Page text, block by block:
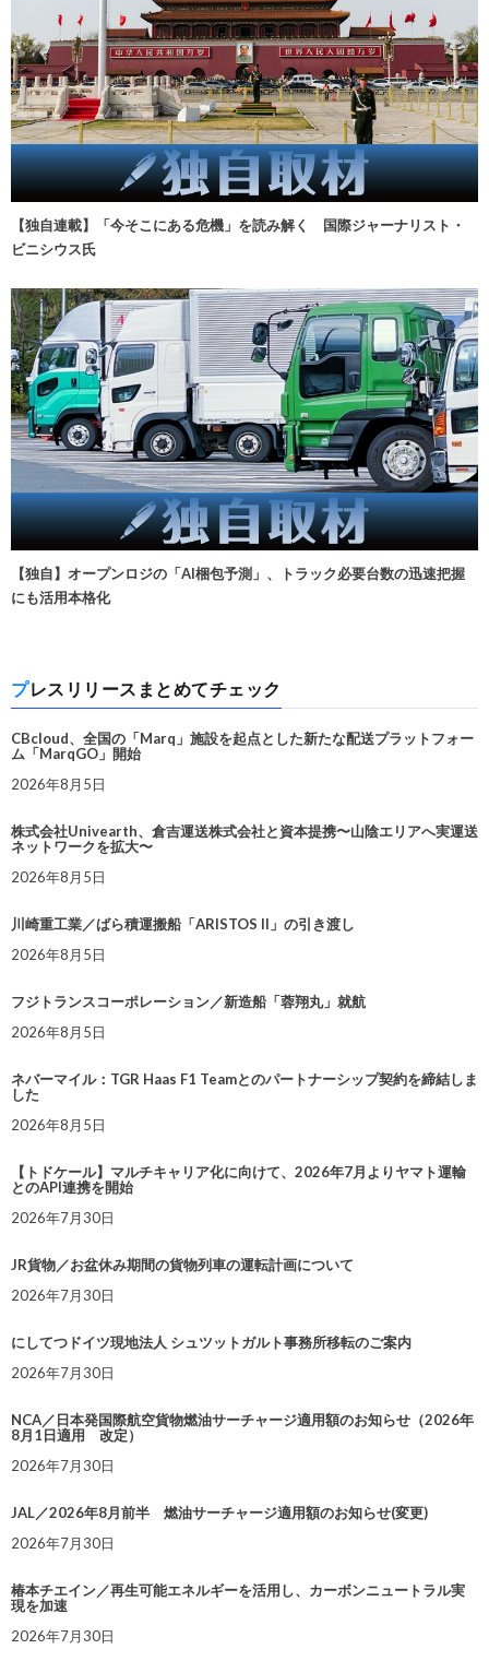
【独自連載】「今そこにある危機」を読み解く 国際ジャーナリスト・
ビニシウス氏
【独自】オープンロジの「AI梱包予測」、トラック必要台数の迅速把握
にも活用本格化
プレスリリースまとめてチェック
CBcloud、全国の「Marq」施設を起点とした新たな配送プラットフォー
ム「MarqGO」開始
2026年8月5日
株式会社Univearth、倉吉運送株式会社と資本提携〜山陰エリアへ実運送
ネットワークを拡大〜
2026年8月5日
川崎重工業／ばら積運搬船「ARISTOS II」の引き渡し
2026年8月5日
フジトランスコーポレーション／新造船「蓉翔丸」就航
2026年8月5日
ネバーマイル：TGR Haas F1 Teamとのパートナーシップ契約を締結しま
した
2026年8月5日
【トドケール】マルチキャリア化に向けて、2026年7月よりヤマト運輸
とのAPI連携を開始
2026年7月30日
JR貨物／お盆休み期間の貨物列車の運転計画について
2026年7月30日
にしてつドイツ現地法人 シュツットガルト事務所移転のご案内
2026年7月30日
NCA／日本発国際航空貨物燃油サーチャージ適用額のお知らせ（2026年
8月1日適用 改定）
2026年7月30日
JAL／2026年8月前半 燃油サーチャージ適用額のお知らせ(変更)
2026年7月30日
椿本チエイン／再生可能エネルギーを活用し、カーボンニュートラル実
現を加速
2026年7月30日